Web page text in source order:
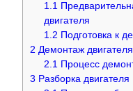
1.1
двигателя
1.2 Подготовка к
2 Демонтаж двигателя
2.1 Процесс
3 Разборка двигателя